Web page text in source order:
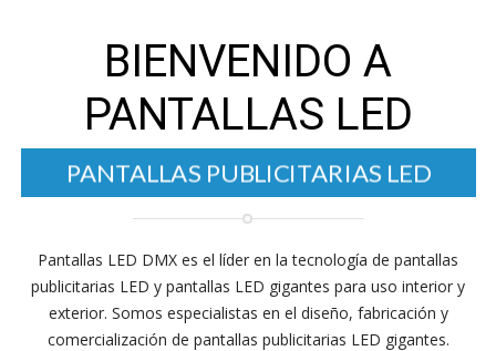
BIENVENIDO A
PANTALLAS LED
PANTALLAS ELECTRÓNICAS
LED
PANTALLAS PUBLICITARIAS LED
Pantallas LED DMX es el líder en la tecnología de pantallas
publicitarias LED y pantallas LED gigantes para uso interior y
exterior. Somos especialistas en el diseño, fabricación y
comercialización de pantallas publicitarias LED gigantes.